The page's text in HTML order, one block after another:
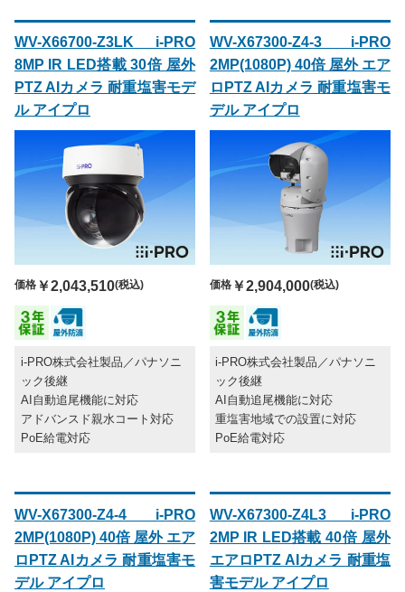
WV-X66700-Z3LK i-PRO
8MP IR LED搭載 30倍 屋外
PTZ AIカメラ 耐重塩害モデ
ル アイプロ
価格 ￥2,043,510(税込)
i-PRO株式会社製品／パナソニ
ック後継
AI自動追尾機能に対応
アドバンスド親水コート対応
PoE給電対応
WV-X67300-Z4-3 i-PRO
2MP(1080P) 40倍 屋外 エア
ロPTZ AIカメラ 耐重塩害モ
デル アイプロ
価格￥2,904,000(税込)
i-PRO株式会社製品／パナソニ
ック後継
AI自動追尾機能に対応
重塩害地域での設置に対応
PoE給電対応
WV-X67300-Z4-4 i-PRO
2MP(1080P) 40倍 屋外 エア
ロPTZ AIカメラ 耐重塩害モ
デル アイプロ
WV-X67300-Z4L3 i-PRO
2MP IR LED搭載 40倍 屋外
エアロPTZ AIカメラ 耐重塩
害モデル アイプロ